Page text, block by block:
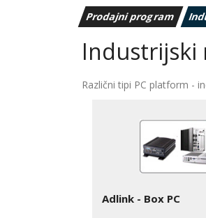
Prodajni program
Industrijski
Različni tipi PC platform -
Adlink - Box PC